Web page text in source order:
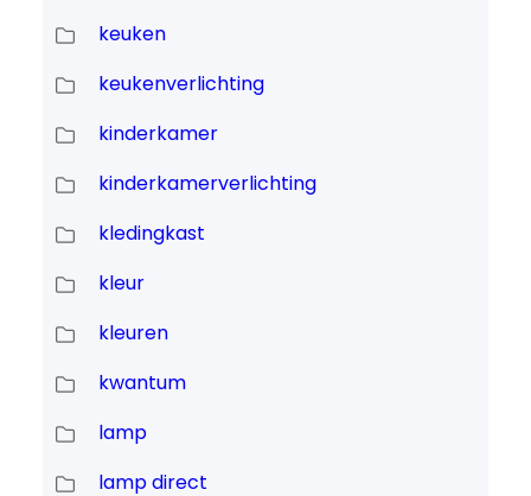
keuken
keukenverlichting
kinderkamer
kinderkamerverlichting
kledingkast
kleur
kleuren
kwantum
lamp
lamp direct